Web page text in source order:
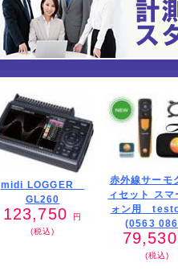
midi LOGGER
GL260
123,750
円
(税込)
赤外線サーモ
ィセット スマ
ォン用
(0563
(税込)